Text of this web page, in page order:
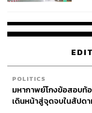
POLITICS
มหากาพย์โกงข้อสอบท้
เดินหน้าสู่จุดจบในสัปด